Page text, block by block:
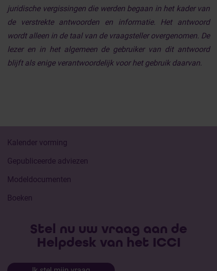
juridische vergissingen die werden begaan in het kader van
de verstrekte antwoorden en informatie. Het antwoord
wordt alleen in de taal van de vraagsteller overgenomen. De
lezer en in het algemeen de gebruiker van dit antwoord
blijft als enige verantwoordelijk voor het gebruik daarvan.
Kalender vorming
Gepubliceerde adviezen
Modeldocumenten
Boeken
Stel nu uw vraag aan de
Helpdesk van het ICCI